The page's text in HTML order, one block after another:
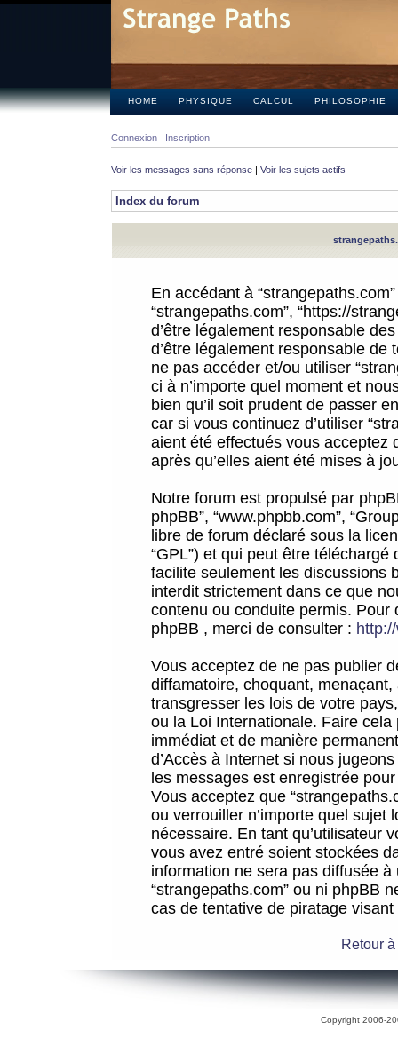
HOME PHYSIQUE CALCUL PHILOSOPHIE
Connexion Inscription
Voir les messages sans réponse | Voir les sujets actifs
Index du forum
En accédant à
“strangepaths.com”, “https://
d’être légalement responsable
d’être légalement responsable
ne pas accéder et/ou utiliser
ci à n’importe quel moment et
bien qu’il soit prudent de passer
car si vous continuez d’utiliser
aient été effectués vous acceptez
après qu’elles aient été mises à
Notre forum est propulsé par
phpBB”, “www.phpbb.com”,
libre de forum déclaré sous la
“GPL”) et qui peut être téléchargé
facilite seulement les discussions
interdit strictement dans ce que
contenu ou conduite permis.
phpBB , merci de consulter :
Vous acceptez de ne pas publier
diffamatoire, choquant,
transgresser les lois de votre
ou la Loi Internationale. Faire
immédiat et de manière
d’Accès à Internet si nous
les messages est enregistrée
Vous acceptez que
ou verrouiller n’importe quel sujet
nécessaire. En tant qu’utilisateur
vous avez entré soient stockées
information ne sera pas diffusée
“strangepaths.com” ou ni phpBB
cas de tentative de piratage
Retour
Copyright 2006-